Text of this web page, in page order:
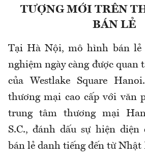
TƯỢNG MỚI TRÊN
BÁN LẺ
Tại Hà Nội, mô hình bán
nghiệm ngày càng được quan
của Westlake Square
thương mại cao cấp với văn
trung tâm thương mại
S.C., đánh dấu sự hiện diện
bán lẻ danh tiếng đến từ Nhật